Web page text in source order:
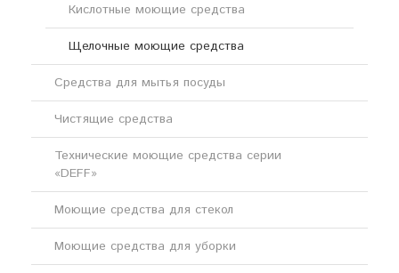
Кислотные моющие средства
Щелочные моющие средства
Средства для мытья посуды
Чистящие средства
Технические моющие средства серии
«DEFF»
Моющие средства для стекол
Моющие средства для уборки